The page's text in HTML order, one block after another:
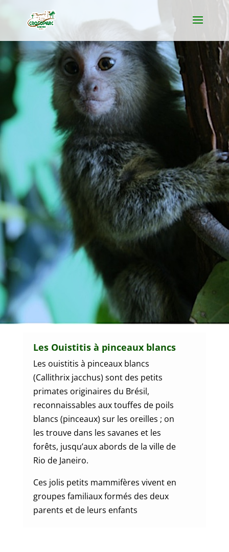
Les Ouistitis à pinceaux blancs
Les ouistitis à pinceaux blancs
(Callithrix jacchus) sont des petits
primates originaires du Brésil,
reconnaissables aux touffes de poils
blancs (pinceaux) sur les oreilles ; on
les trouve dans les savanes et les
forêts, jusqu’aux abords de la ville de
Rio de Janeiro.
Ces jolis petits mammifères vivent en
groupes familiaux formés des deux
parents et de leurs enfants